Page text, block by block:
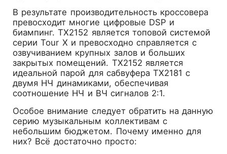
В результате производительность кроссовера
превосходит многие цифровые DSP и
биампинг. ТХ2152 является топовой системой
серии Tour X и превосходно справляется с
озвучиванием крупных залов и больших
закрытых помещений. ТХ2152 является
идеальной парой для сабвуфера ТХ2181 с
двумя НЧ динамиками, обеспечивая
соотношение НЧ и ВЧ сигналов 2:1.
Особое внимание следует обратить на данную
серию музыкальным коллективам с
небольшим бюджетом. Почему именно для
них? Всё достаточно просто: